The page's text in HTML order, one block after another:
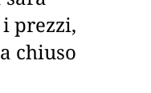
prezzi,
chiuso